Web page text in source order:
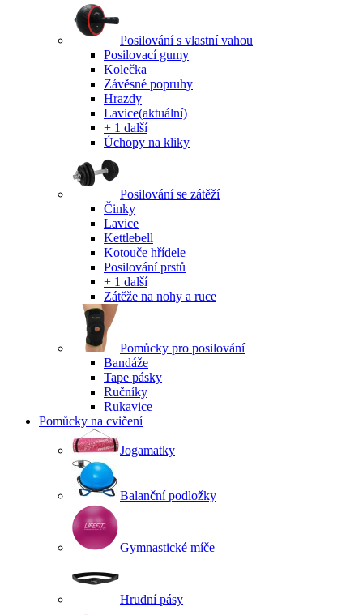
Posilování s vlastní vahou
Posilovací gumy
Kolečka
Závěsné popruhy
Hrazdy
Lavice(aktuální)
+ 1 další
Úchopy na kliky
Posilování se zátěží
Činky
Lavice
Kettlebell
Kotouče hřídele
Posilování prstů
+ 1 další
Zátěže na nohy a ruce
Pomůcky pro posilování
Bandáže
Tape pásky
Ručníky
Rukavice
Pomůcky na cvičení
Jogamatky
Balanční podložky
Gymnastické míče
Hrudní pásy